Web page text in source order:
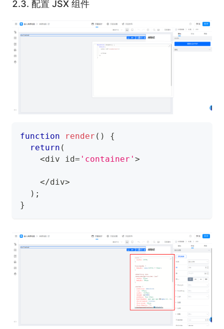
2.3. 配置 JSX 组件
function render ( )
{
return (
<div id= 'container' >
</div>
) ;
}